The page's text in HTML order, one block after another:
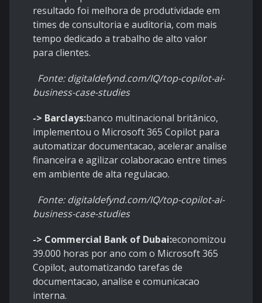
resultado foi melhora de produtividade em
times de consultoria e auditoria, com mais
tempo dedicado a trabalho de alto valor
para clientes.
Fonte: digitaldefynd.com/IQ/top-copilot-ai-
business-case-studies
-> Barclays:banco multinacional britânico,
implementou o Microsoft 365 Copilot para
automatizar documentacao, acelerar analise
financeira e agilizar colaboracao entre times
em ambiente de alta regulacao.
Fonte: digitaldefynd.com/IQ/top-copilot-ai-
business-case-studies
-> Commercial Bank of Dubai:economizou
39.000 horas por ano com o Microsoft 365
Copilot, automatizando tarefas de
documentacao, analise e comunicacao
interna.